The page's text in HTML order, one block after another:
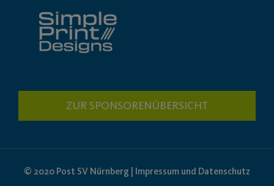
ZUR SPONSORENÜBERSICHT
© 2020 Post SV Nürnberg | Impressum und Datenschutz